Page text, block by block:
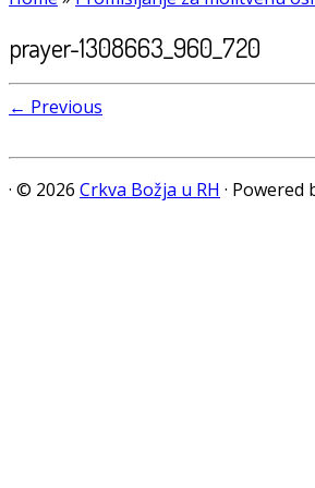
prayer-1308663_960_720
← Previous
· © 2026 Crkva Božja u RH · Powered